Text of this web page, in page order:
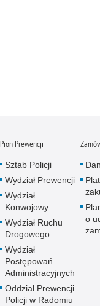
Pion Prewencji
Sztab Policji
Wydział Prewencji
Wydział
Konwojowy
Wydział Ruchu
Drogowego
Wydział
Postępowań
Administracyjnych
Oddział Prewencji
Policji w Radomiu
o